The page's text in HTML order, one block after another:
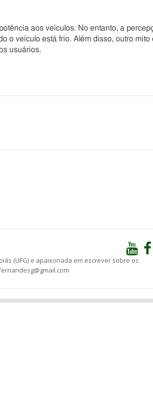
aos veículos. No entanto, a
o veículo está frio. Além disso, outro mito
usuários.
(UFG) e apaixonada em escrever sobre os